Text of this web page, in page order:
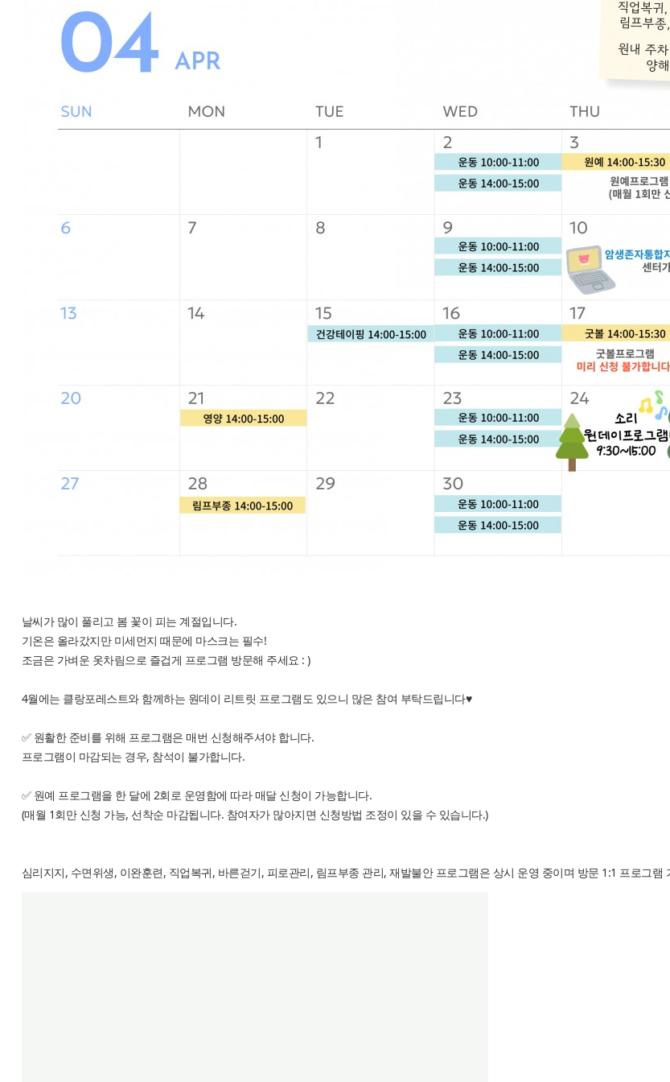
날씨가 많이 풀리고 봄 꽃이 피는 계절입니다.
기온은 올라갔지만 미세먼지 때문에 마스크는 필수!
조금은 가벼운 옷차림으로 즐겁게 프로그램 방문해 주세요 : )
4월에는 클랑포레스트와 함께하는 원데이 리트릿 프로그램도 있으니 많은 참여 부탁드립니다♥
✅ 원활한 준비를 위해 프로그램은 매번 신청해주셔야 합니다.
프로그램이 마감되는 경우, 참석이 불가합니다.
✅ 원예 프로그램을 한 달에 2회로 운영함에 따라 매달 신청이 가능합니다.
(매월 1회만 신청 가능, 선착순 마감됩니다. 참여자가 많아지면 신청방법 조정이 있을 수 있습니다.)
심리지지, 수면위생, 이완훈련, 직업복귀, 바른걷기, 피로관리, 림프부종 관리, 재발불안 프로그램은 상시 운영 중이며 방문 1:1 프로그램